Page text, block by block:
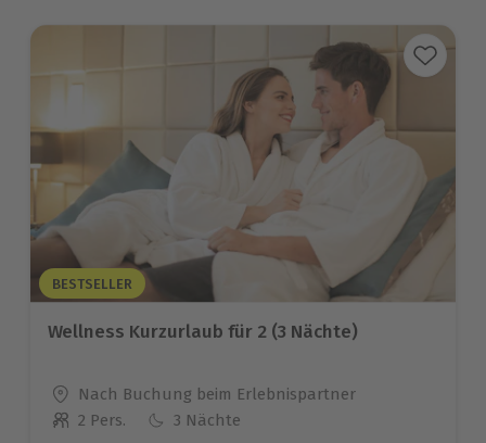
BESTSELLER
Wellness Kurzurlaub für 2 (3 Nächte)
Standort
Nach Buchung beim Erlebnispartner
Anzahl der Teilnehmer
2 Pers. 3 Nächte